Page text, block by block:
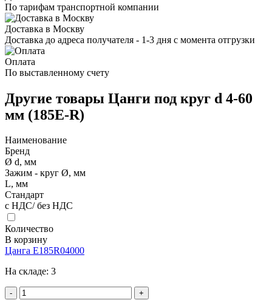
По тарифам транспортной компании
Доставка в Москву
Доставка до адреса получателя - 1-3 дня с момента отгрузки
Оплата
По выставленному счету
Другие товары Цанги под круг d 4-60
мм (185E-R)
Наименование
Бренд
Ø d, мм
Зажим - круг Ø, мм
L, мм
Стандарт
с НДС/ без НДС
Количество
В корзину
Цанга E185R04000
На складе: 3
- +